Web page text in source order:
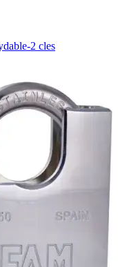
2 cles